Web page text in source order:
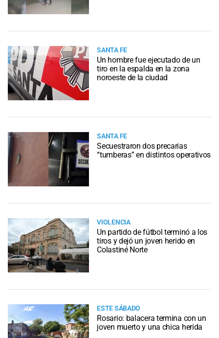
SANTA FE
Un hombre fue ejecutado de un
tiro en la espalda en la zona
noroeste de la ciudad
SANTA FE
Secuestraron dos precarias
“tumberas” en distintos operativos
VIOLENCIA
Un partido de fútbol terminó a los
tiros y dejó un joven herido en
Colastiné Norte
ESTE SÁBADO
Rosario: balacera termina con un
joven muerto y una chica herida